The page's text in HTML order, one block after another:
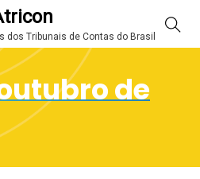
dos Tribunais de Contas do Brasil
de